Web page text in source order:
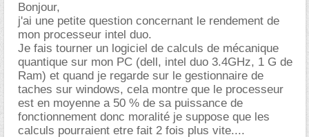
Bonjour,
j'ai une petite question concernant le rendement de
mon processeur intel duo.
Je fais tourner un logiciel de calculs de mécanique
quantique sur mon PC (dell, intel duo 3.4GHz, 1 G de
Ram) et quand je regarde sur le gestionnaire de
taches sur windows, cela montre que le processeur
est en moyenne a 50 % de sa puissance de
fonctionnement donc moralité je suppose que les
calculs pourraient etre fait 2 fois plus vite....